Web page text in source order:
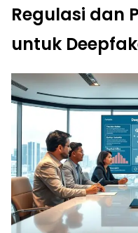
Regulasi dan
untuk